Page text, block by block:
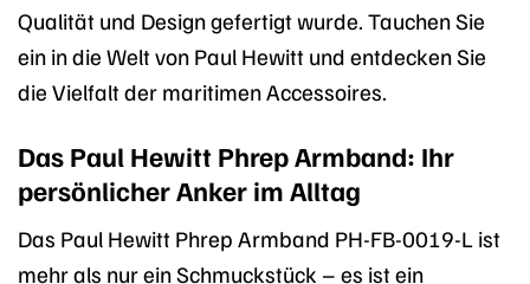
Qualität und Design gefertigt wurde. Tauchen Sie
ein in die Welt von Paul Hewitt und entdecken Sie
die Vielfalt der maritimen Accessoires.
Das Paul Hewitt Phrep Armband: Ihr
persönlicher Anker im Alltag
Das Paul Hewitt Phrep Armband PH-FB-0019-L ist
mehr als nur ein Schmuckstück – es ist ein